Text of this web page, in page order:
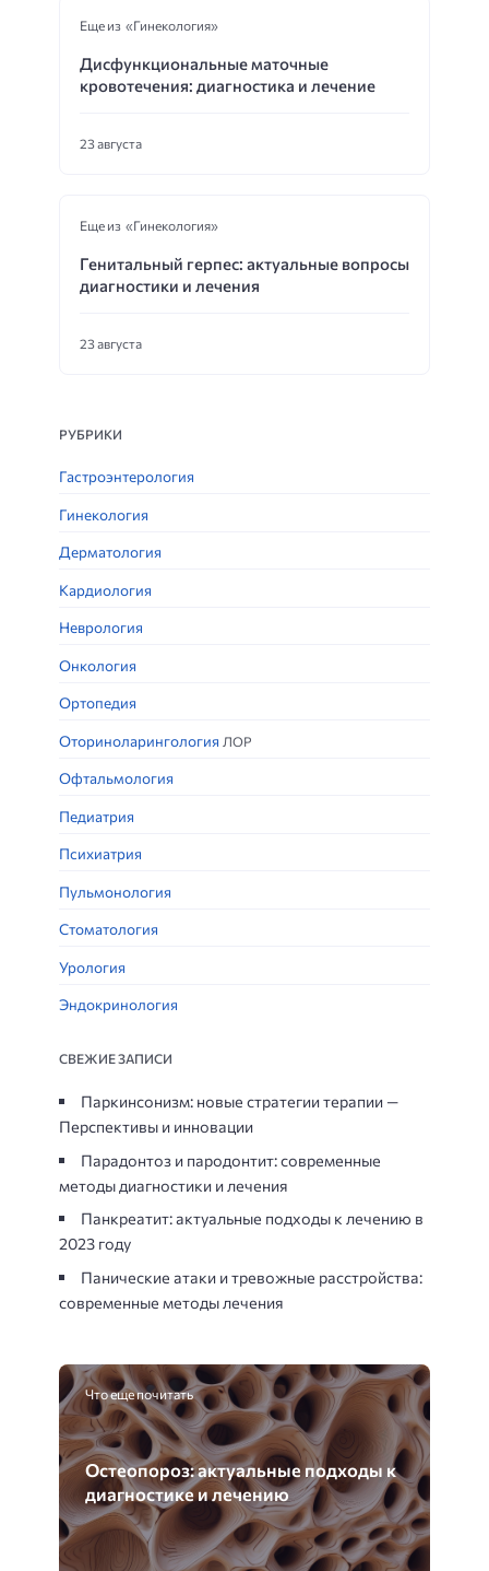
Еще из «Гинекология»
Дисфункциональные маточные
кровотечения: диагностика и лечение
23 августа
Еще из «Гинекология»
Генитальный герпес: актуальные вопросы
диагностики и лечения
23 августа
РУБРИКИ
Гастроэнтерология
Гинекология
Дерматология
Кардиология
Неврология
Онкология
Ортопедия
Оториноларингология ЛОР
Офтальмология
Педиатрия
Психиатрия
Пульмонология
Стоматология
Урология
Эндокринология
СВЕЖИЕ ЗАПИСИ
Паркинсонизм: новые стратегии терапии —
Перспективы и инновации
Парадонтоз и пародонтит: современные
методы диагностики и лечения
Панкреатит: актуальные подходы к лечению в
2023 году
Панические атаки и тревожные расстройства:
современные методы лечения
Что еще почитать
Остеопороз: актуальные подходы к
диагностике и лечению